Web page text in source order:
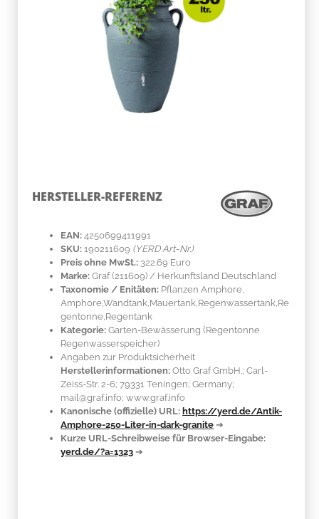
HERSTELLER-REFERENZ
EAN: 4250699411991
SKU: 190211609 (YERD Art-Nr.)
Preis ohne MwSt.: 322.69 Euro
Marke: Graf (211609) / Herkunftsland Deutschland
Taxonomie / Enitäten: Pflanzen Amphore,
Amphore,Wandtank,Mauertank,Regenwassertank,Re
gentonne,Regentank
Kategorie: Garten-Bewässerung (Regentonne
Regenwasserspeicher)
Angaben zur Produktsicherheit
Herstellerinformationen: Otto Graf GmbH.; Carl-
Zeiss-Str. 2-6; 79331 Teningen; Germany;
mail@graf.info; www.graf.info
Kanonische (offizielle) URL: https://yerd.de/Antik-
Amphore-250-Liter-in-dark-granite ➔
Kurze URL-Schreibweise für Browser-Eingabe:
yerd.de/?a=1323 ➔